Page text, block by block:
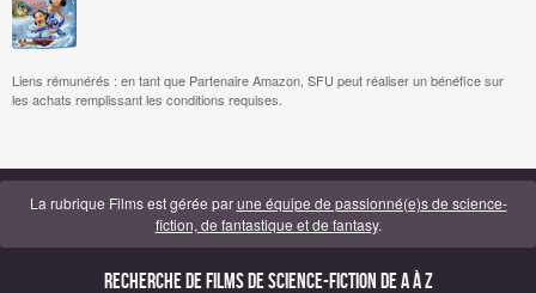
Liens rémunérés : en tant que Partenaire Amazon, SFU peut réaliser un bénéfice sur
les achats remplissant les conditions requises.
La rubrique Films est gérée parune équipe de passionné(e)s de science-
fiction, de fantastique et de fantasy.
Recherche de Films de science-fiction de A à Z